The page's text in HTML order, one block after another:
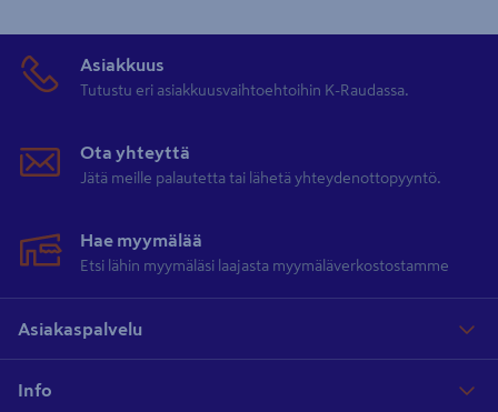
Asiakkuus
Tutustu eri asiakkuusvaihtoehtoihin K-Raudassa.
Ota yhteyttä
Jätä meille palautetta tai lähetä yhteydenottopyyntö.
Hae myymälää
Etsi lähin myymäläsi laajasta myymäläverkostostamme
Asiakaspalvelu
Info